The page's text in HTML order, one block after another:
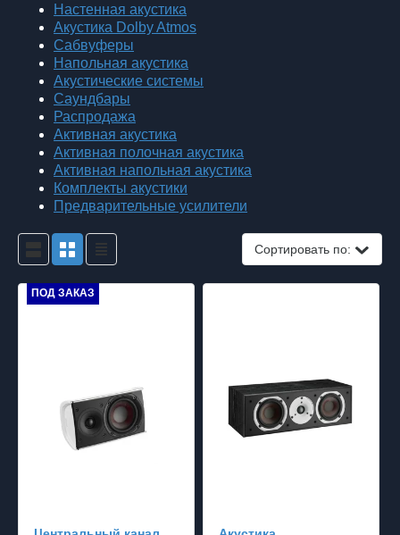
Настенная акустика
Акустика Dolby Atmos
Сабвуферы
Напольная акустика
Акустические системы
Саундбары
Распродажа
Активная акустика
Активная полочная акустика
Активная напольная акустика
Комплекты акустики
Предварительные усилители
Сортировать по:
ПОД ЗАКАЗ